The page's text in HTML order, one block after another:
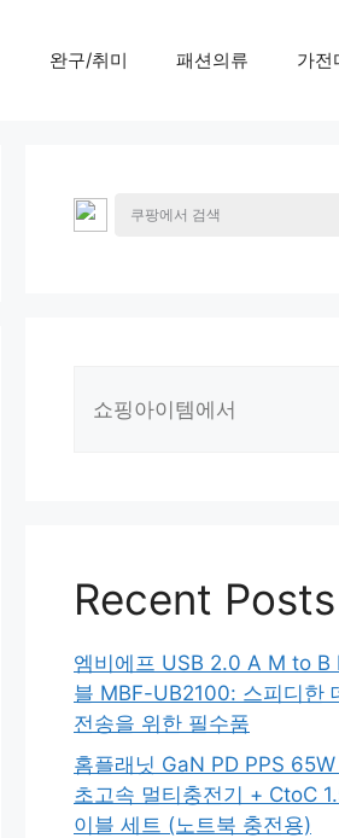
완구/취미 패션의류 가전
Recent Posts
엠비에프 USB 2.0 A M to B
블 MBF-UB2100: 스피디한
전송을 위한 필수품
홈플래닛 GaN PD PPS 65W
초고속 멀티충전기 + CtoC
이블 세트 (노트북 충전용)